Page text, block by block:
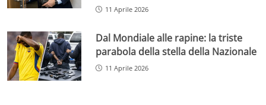
11 Aprile 2026
Dal Mondiale alle rapine: la triste
parabola della stella della Nazionale
11 Aprile 2026